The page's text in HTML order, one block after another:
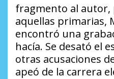
fragmento al autor,
aquellas primarias,
encontró una
hacía. Se desató el
otras acusaciones
apeó de la carrera